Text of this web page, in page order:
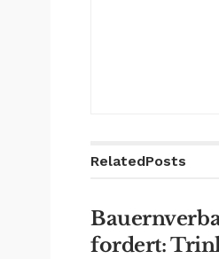
RelatedPosts
fordert: